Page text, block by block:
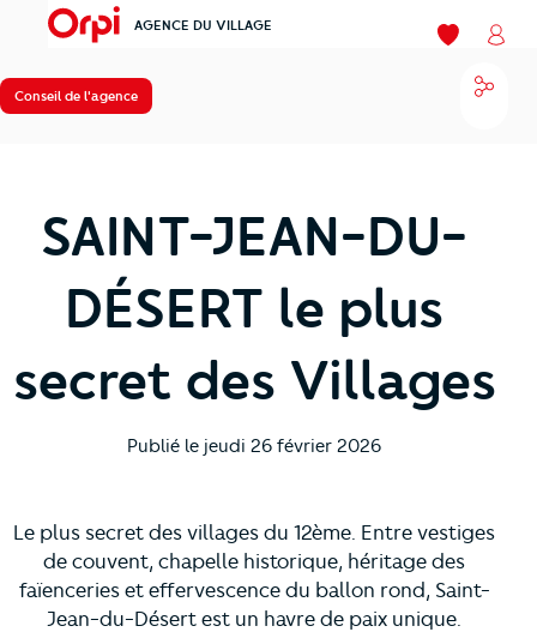
menu AGENCE DU VILLAGE
Mes favoris
Conseil de l'agence
SAINT-JEAN-DU-
DÉSERT le plus
secret des Villages
Publié le jeudi 26 février 2026
Le plus secret des villages du 12ème. Entre vestiges
de couvent, chapelle historique, héritage des
faïenceries et effervescence du ballon rond, Saint-
Jean-du-Désert est un havre de paix unique.